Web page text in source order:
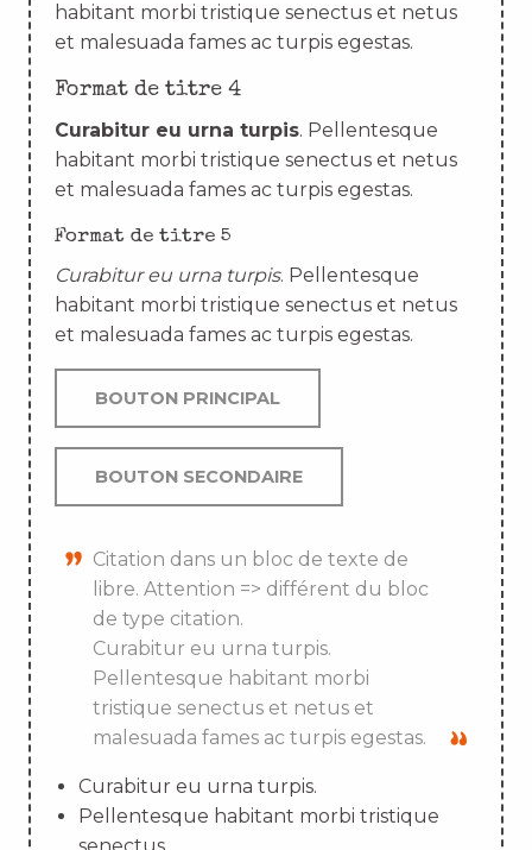
habitant morbi tristique senectus et netus
et malesuada fames ac turpis egestas.
Format de titre 4
Curabitur eu urna turpis. Pellentesque
habitant morbi tristique senectus et netus
et malesuada fames ac turpis egestas.
Format de titre 5
Curabitur eu urna turpis. Pellentesque
habitant morbi tristique senectus et netus
et malesuada fames ac turpis egestas.
BOUTON PRINCIPAL
BOUTON SECONDAIRE
Citation dans un bloc de texte de
libre. Attention => différent du bloc
de type citation.
Curabitur eu urna turpis.
Pellentesque habitant morbi
tristique senectus et netus et
malesuada fames ac turpis egestas.
Curabitur eu urna turpis.
Pellentesque habitant morbi tristique